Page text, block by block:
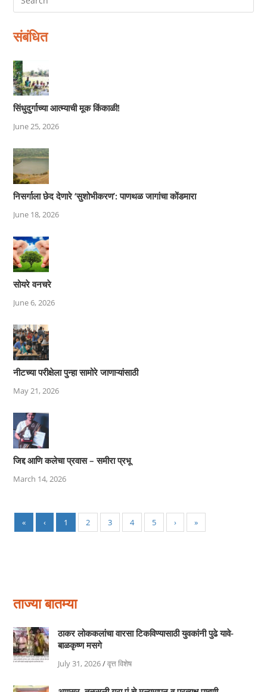
संबंधित
सिंधुदुर्गाच्या आत्म्याची मूक किंकाळी!
June 25, 2026
निसर्गाला छेद देणारे ‘सुशोभीकरण’: पाणथळ जागांचा कोंडमारा
June 18, 2026
सोयरे वनचरे
June 6, 2026
नीटच्या परीक्षेला पुन्हा सामोरे जाणाऱ्यांसाठी
May 21, 2026
जिद्द आणि कलेचा प्रवास – समीरा प्रभू
March 14, 2026
« ‹ 1 2 3 4 5 › »
ताज्या बातम्या
ठाकर लोककलांचा वारसा टिकविण्यासाठी युवकांनी पुढे यावे-
बाळकृष्ण मसगे
July 31, 2026/वृत्त विशेष